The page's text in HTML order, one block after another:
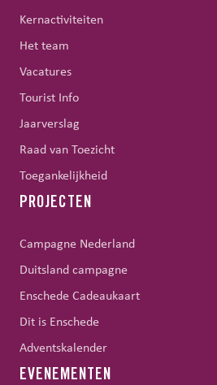
Kernactiviteiten
Het team
Vacatures
Tourist Info
Jaarverslag
Raad van Toezicht
Toegankelijkheid
PROJECTEN
Campagne Nederland
Duitsland campagne
Enschede Cadeaukaart
Dit is Enschede
Adventskalender
EVENEMENTEN